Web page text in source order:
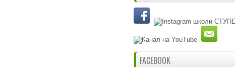
FACEBOOK